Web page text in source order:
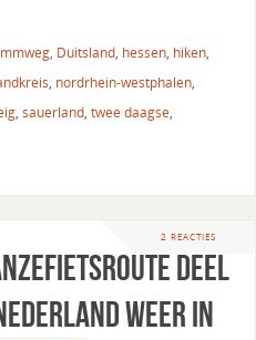
, Duitsland, hessen, hiken,
, nordrhein-westphalen,
, sauerland, twee daagse,
2 REACTIES
deel
weer in